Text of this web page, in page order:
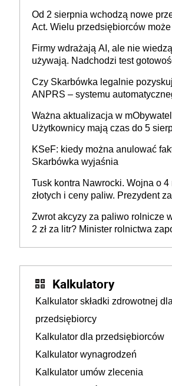
darowizna, ale podatku jednak
Od 2 sierpnia wchodzą nowe
Act. Wielu przedsiębiorców
Firmy wdrażają AI, ale nie
używają. Nadchodzi test
Czy Skarbówka legalnie
ANPRS – systemu
pojazdów z kamer drogowych?
Ważna aktualizacja w
Użytkownicy mają czas do 5
KSeF: kiedy można anulować
Skarbówka wyjaśnia
Tusk kontra Nawrocki. Wojna o 4
złotych i ceny paliw. Prezydent
wymierzonym we wszystkich
kierowców”
Zwrot akcyzy za paliwo rolnicze
2 zł za litr? Minister rolnictwa
Kalkulatory
Kalkulator składki zdrowotnej dla
przedsiębiorcy
Kalkulator dla przedsiębiorców
Kalkulator wynagrodzeń
Kalkulator umów zlecenia